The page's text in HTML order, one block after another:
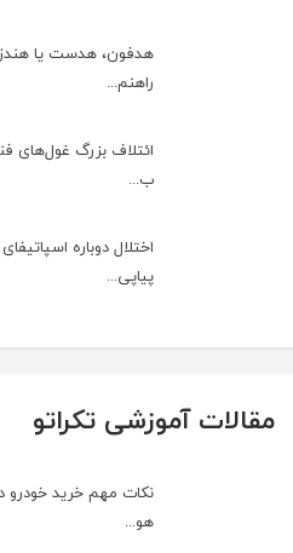
هدفون، هدست یا
راهنم...
ائتلاف بزرگ غول‌های
ب...
اختلال دوباره
پیاپی...
مقالات آموزشی تکراتو
نکات مهم خرید
هو...